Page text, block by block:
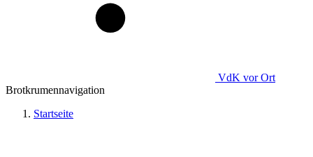
VdK vor Ort
Brotkrumennavigation
Startseite